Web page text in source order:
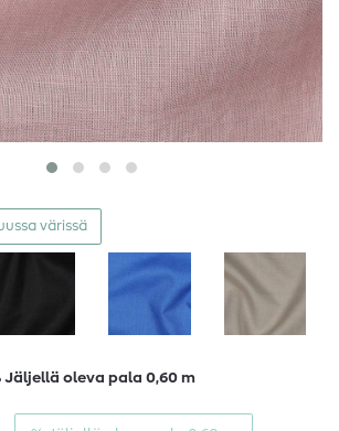
värissä
Jäljellä oleva pala 0,60 m